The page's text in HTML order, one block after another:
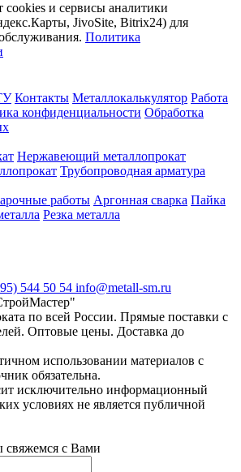
cookies и сервисы аналитики
JivoSite, Bitrix24) для
Политика
Контакты Металлокалькулятор Работа
конфиденциальности Обработка
Нержавеющий металлопрокат
Трубопроводная арматура
работы Аргонная сварка Пайка
Резка металла
544 50 54 info@metall-sm.ru
по всей России. Прямые поставки с
Оптовые цены. Доставка до
использовании материалов с
обязательна.
исключительно информационный
условиях не является публичной
свяжемся с Вами